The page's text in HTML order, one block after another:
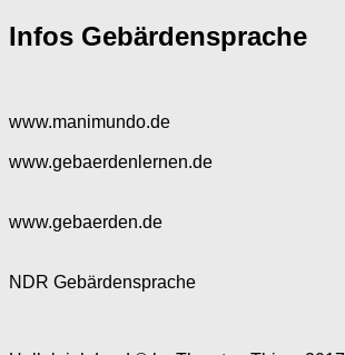
Infos Gebärdensprache
www.manimundo.de
www.gebaerdenlernen.de
www.gebaerden.de
NDR Gebärdensprache